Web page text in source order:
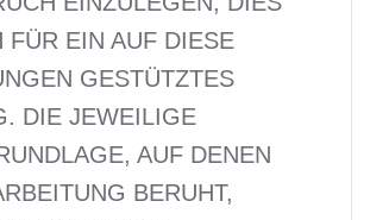
FÜR EIN AUF DIESE
GESTÜTZTES
DIE JEWEILIGE
AUF DENEN
BERUHT,